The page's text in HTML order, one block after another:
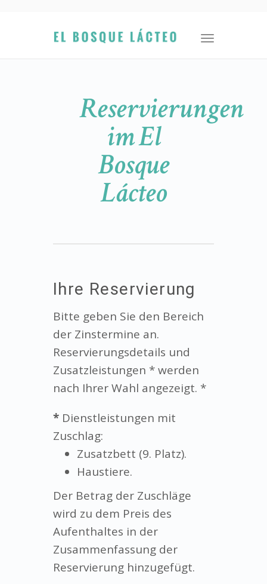
Toggle
navigation
Reservierungen
im El
Bosque
Lácteo
Ihre Reservierung
Bitte geben Sie den Bereich
der Zinstermine an.
Reservierungsdetails und
Zusatzleistungen * werden
nach Ihrer Wahl angezeigt. *
* Dienstleistungen mit
Zuschlag:
Zusatzbett (9. Platz).
Haustiere.
Der Betrag der Zuschläge
wird zu dem Preis des
Aufenthaltes in der
Zusammenfassung der
Reservierung hinzugefügt.